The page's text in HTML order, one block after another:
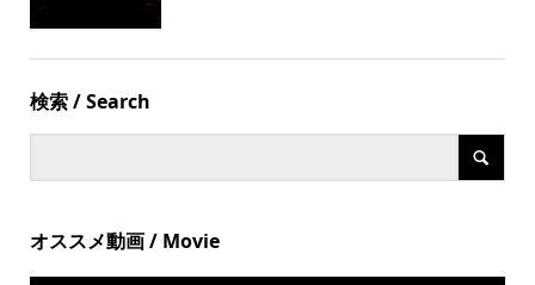
検索 / Search
オススメ動画 / Movie